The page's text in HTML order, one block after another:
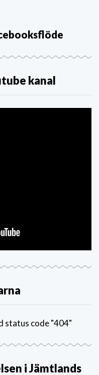
kanal
status code "404"
i Jämtlands